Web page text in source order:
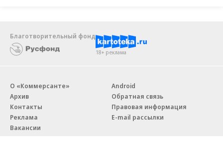
Благотворительный фонд
18+ реклама
О «Коммерсанте»
Архив
Контакты
Реклама
Вакансии
Android
Обратная связь
Правовая информация
E-mail рассылки